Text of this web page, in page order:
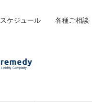
スケジュール 各種ご相談